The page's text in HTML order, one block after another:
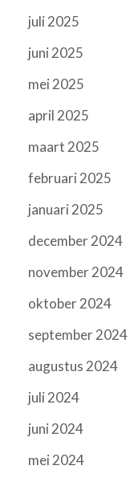
juli 2025
juni 2025
mei 2025
april 2025
maart 2025
februari 2025
januari 2025
december 2024
november 2024
oktober 2024
september 2024
augustus 2024
juli 2024
juni 2024
mei 2024